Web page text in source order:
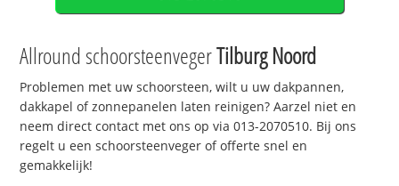
Allround schoorsteenvegerTilburg Noord
Problemen met uw schoorsteen, wilt u uw dakpannen,
dakkapel of zonnepanelen laten reinigen? Aarzel niet en
neem direct contact met ons op via 013-2070510. Bij ons
regelt u een schoorsteenveger of offerte snel en
gemakkelijk!